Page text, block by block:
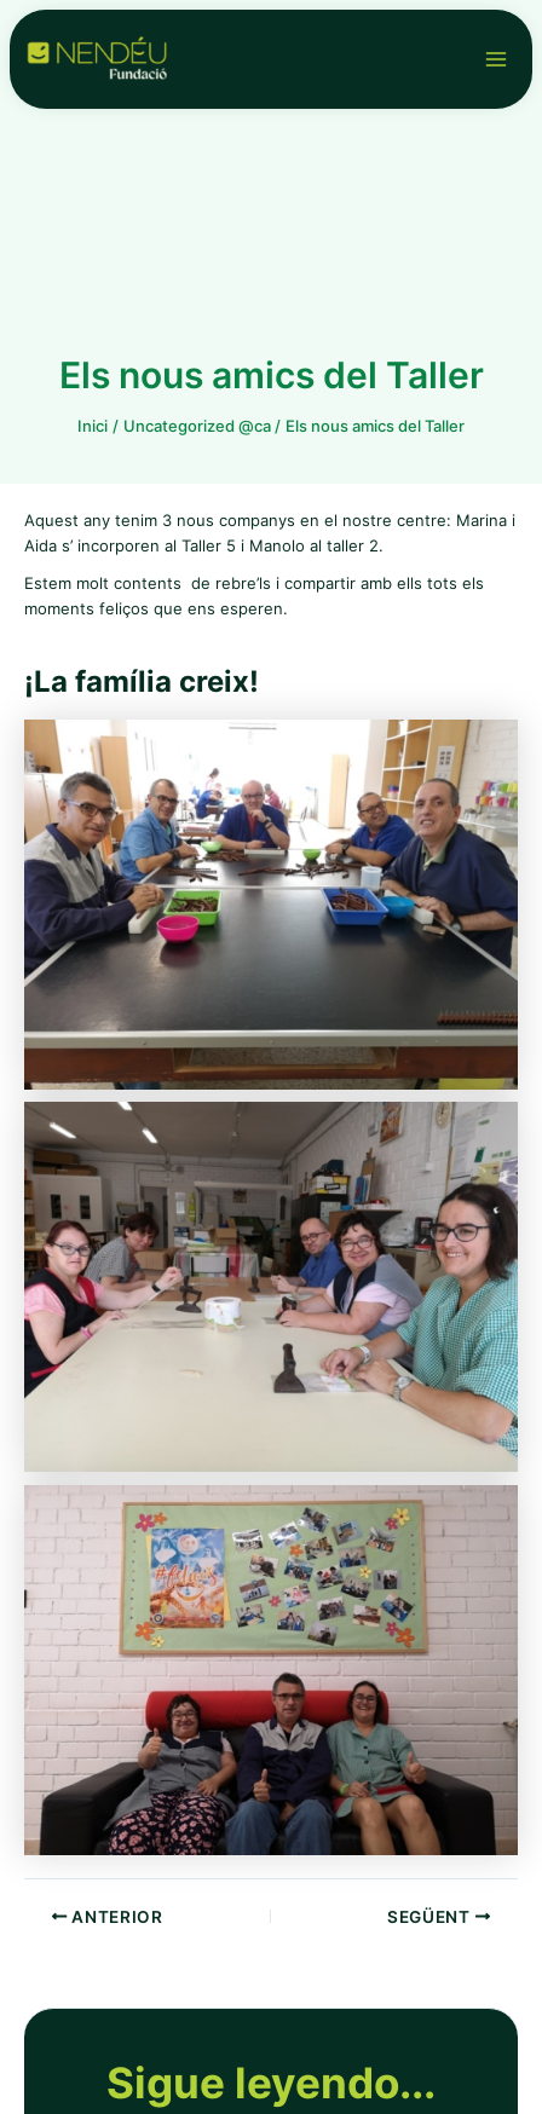
Vés
al
contingut
Main
Els nous amics del Taller
Inici Uncategorized @ca Els nous amics del Taller
Aquest any tenim 3 nous companys en el nostre centre: Marina i
Aida s’ incorporen al Taller 5 i Manolo al taller 2.
Estem molt contents de rebre’ls i compartir amb ells tots els
moments feliços que ens esperen.
¡La família creix!
Navegació
ANTERIOR SEGÜENT
Sigue leyendo...